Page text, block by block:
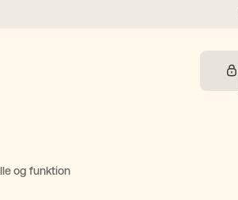
og funktion
Priser MitID